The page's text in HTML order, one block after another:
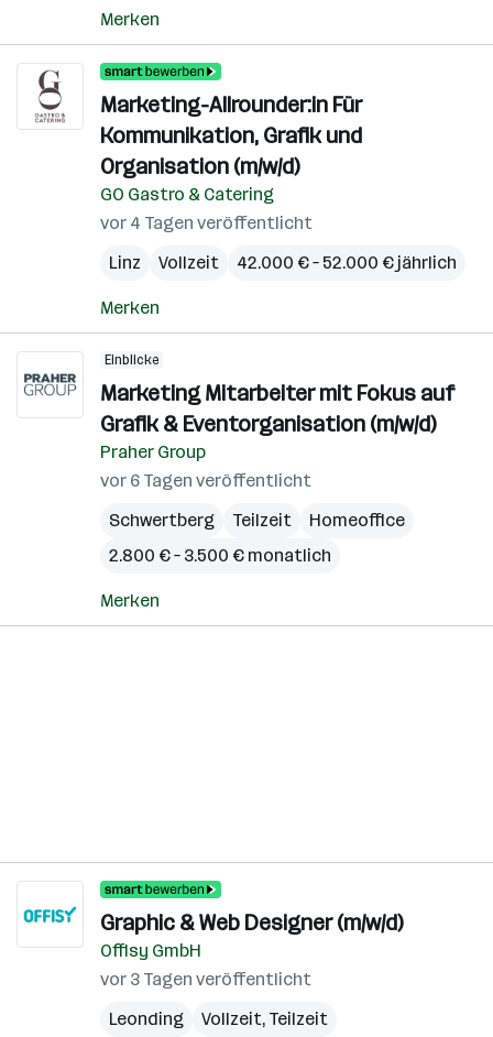
Merken
Marketing-Allrounder:in Für
Kommunikation, Grafik und
Organisation (m/w/d)
GO Gastro & Catering
vor 4 Tagen veröffentlicht
Linz
Vollzeit 42.000 € – 52.000 € jährlich
Merken
Einblicke
Marketing Mitarbeiter mit Fokus auf
Grafik & Eventorganisation (m/w/d)
Praher Group
vor 6 Tagen veröffentlicht
Schwertberg
Teilzeit
Homeoffice
2.800 € – 3.500 € monatlich
Merken
Graphic & Web Designer (m/w/d)
Offisy GmbH
vor 3 Tagen veröffentlicht
Leonding
Vollzeit, Teilzeit